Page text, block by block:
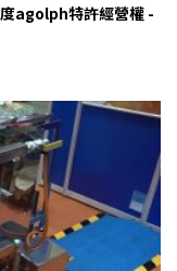
agolph特許經營權 -